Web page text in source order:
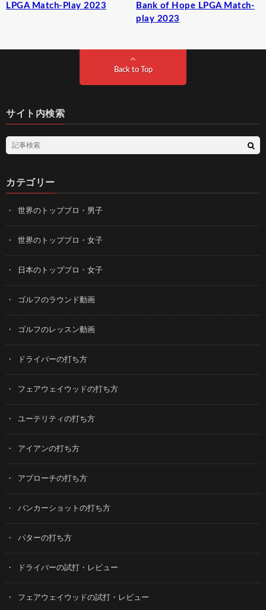
LPGA Match-Play 2023
Bank of Hope LPGA Match-
play 2023
Back to Top
サイト内検索
カテゴリー
世界のトッププロ・男子
世界のトッププロ・女子
日本のトッププロ・女子
ゴルフのラウンド動画
ゴルフのレッスン動画
ドライバーの打ち方
フェアウェイウッドの打ち方
ユーテリティの打ち方
アイアンの打ち方
アプローチの打ち方
バンカーショットの打ち方
パターの打ち方
ドライバーの試打・レビュー
フェアウェイウッドの試打・レビュー